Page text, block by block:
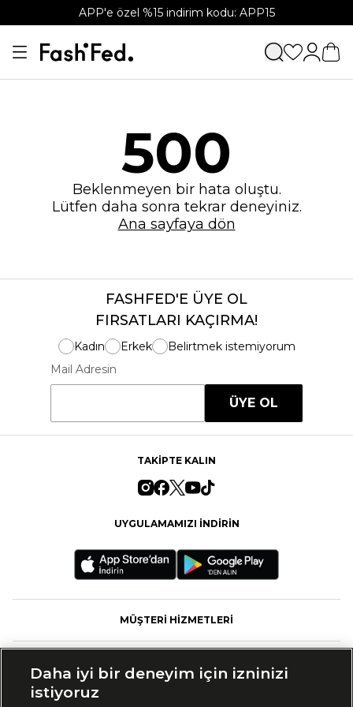
APP'e özel %15 indirim kodu: APP15
500
Beklenmeyen bir hata oluştu.
Lütfen daha sonra tekrar deneyiniz.
Ana sayfaya dön
FASHFED'E ÜYE OL
FIRSATLARI KAÇIRMA!
Kadın Erkek
Belirtmek istemiyorum
Mail Adresin
ÜYE OL
TAKİPTE KALIN
UYGULAMAMIZI İNDİRİN
MÜŞTERİ HİZMETLERİ
Daha iyi bir deneyim için izninizi
istiyoruz